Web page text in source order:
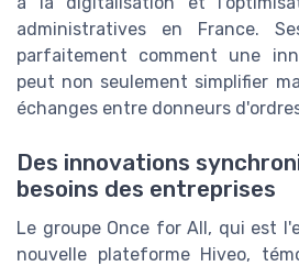
administratives en France.
parfaitement comment une
peut non seulement simplifier
échanges entre donneurs
Des innovations
besoins des entreprises
Le groupe Once for All, qui est
nouvelle plateforme Hiveo,